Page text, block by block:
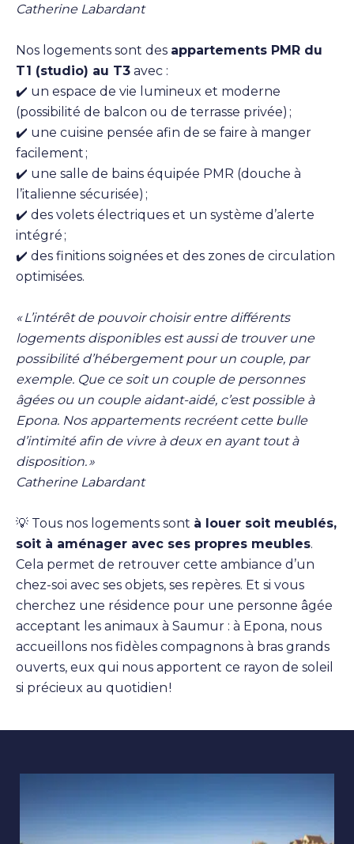
Catherine Labardant
Nos logements sont des appartements PMR du
T1 (studio) au T3 avec :
✔️ un espace de vie lumineux et moderne
(possibilité de balcon ou de terrasse privée) ;
✔️ une cuisine pensée afin de se faire à manger
facilement ;
✔️ une salle de bains équipée PMR (douche à
l’italienne sécurisée) ;
✔️ des volets électriques et un système d’alerte
intégré ;
✔️ des finitions soignées et des zones de circulation
optimisées.
« L’intérêt de pouvoir choisir entre différents
logements disponibles est aussi de trouver une
possibilité d’hébergement pour un couple, par
exemple. Que ce soit un couple de personnes
âgées ou un couple aidant-aidé, c’est possible à
Epona. Nos appartements recréent cette bulle
d’intimité afin de vivre à deux en ayant tout à
disposition. »
Catherine Labardant
💡 Tous nos logements sont à louer soit meublés,
soit à aménager avec ses propres meubles.
Cela permet de retrouver cette ambiance d’un
chez-soi avec ses objets, ses repères. Et si vous
cherchez une résidence pour une personne âgée
acceptant les animaux à Saumur : à Epona, nous
accueillons nos fidèles compagnons à bras grands
ouverts, eux qui nous apportent ce rayon de soleil
si précieux au quotidien !